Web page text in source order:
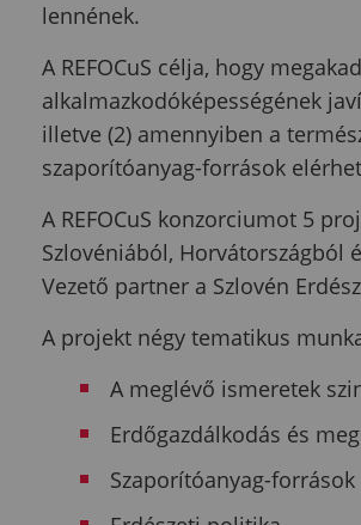
lennének.
A REFOCuS célja, hogy
alkalmazkodóképességének
illetve (2) amennyiben a
szaporítóanyag-források
A REFOCuS konzorciumot 5
Szlovéniából, Horvátországból
Vezető partner a Szlovén
A projekt négy tematikus
A meglévő ismeretek
Erdőgazdálkodás és
Szaporítóanyag-források